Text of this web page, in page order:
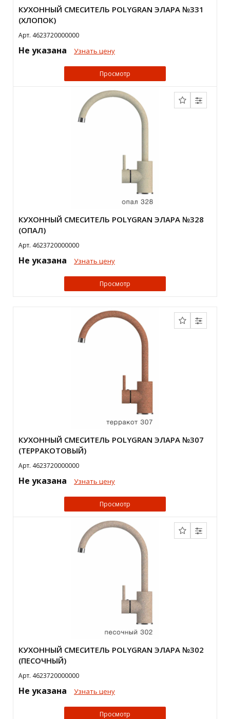
КУХОННЫЙ СМЕСИТЕЛЬ POLYGRAN ЭЛАРА №331
(ХЛОПОК)
Арт. 4623720000000
Не указана Узнать цену
Просмотр
КУХОННЫЙ СМЕСИТЕЛЬ POLYGRAN ЭЛАРА №328
(ОПАЛ)
Арт. 4623720000000
Не указана Узнать цену
Просмотр
КУХОННЫЙ СМЕСИТЕЛЬ POLYGRAN ЭЛАРА №307
(ТЕРРАКОТОВЫЙ)
Арт. 4623720000000
Не указана Узнать цену
Просмотр
КУХОННЫЙ СМЕСИТЕЛЬ POLYGRAN ЭЛАРА №302
(ПЕСОЧНЫЙ)
Арт. 4623720000000
Не указана Узнать цену
Просмотр